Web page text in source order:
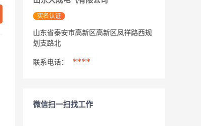
实名认证
山东省泰安市高新区高新区凤祥路西规
划支路北
联系电话： ****
微信扫一扫找工作